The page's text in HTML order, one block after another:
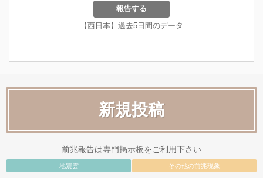
新規投稿
前兆報告は専門掲示板をご利用下さい
地震雲 その他の前兆現象